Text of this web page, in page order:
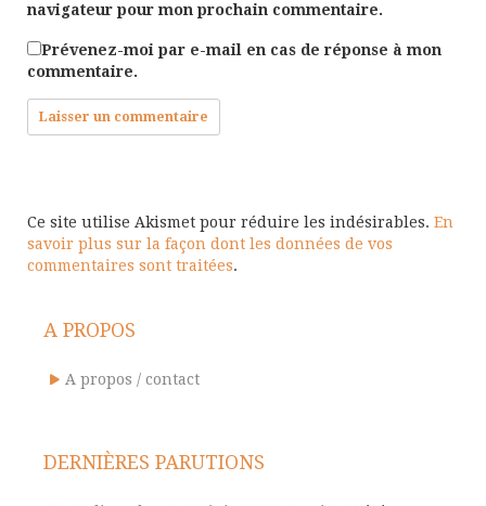
navigateur pour mon prochain commentaire.
Prévenez-moi par e-mail en cas de réponse à mon
commentaire.
Ce site utilise Akismet pour réduire les indésirables. En
savoir plus sur la façon dont les données de vos
commentaires sont traitées.
A PROPOS
A propos / contact
DERNIÈRES PARUTIONS